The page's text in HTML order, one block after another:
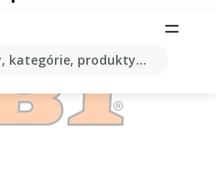
kategórie, produkty...